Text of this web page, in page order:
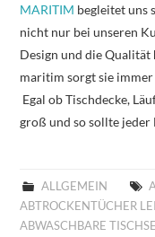
MARITIM begleitet uns
nicht nur bei unseren
Design und die Qualität
maritim sorgt sie
Egal ob Tischdecke,
groß und so sollte jeder
ALLGEMEIN
ABTROCKENTÜCHER
ABWASCHBARE